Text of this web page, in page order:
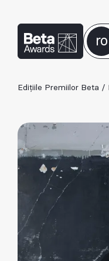
ro
Edițiile Premiilor Beta /